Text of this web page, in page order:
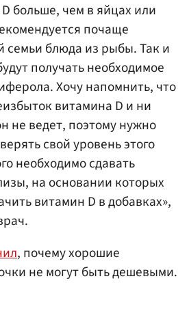
больше, чем в яйцах или
почаще
семьи блюда из рыбы. Так и
получать необходимое
Хочу напомнить, что
витамина D и ни
не ведет, поэтому нужно
свой уровень этого
необходимо сдавать
на основании которых
витамин D в добавках»,
, почему хорошие
не могут быть дешевыми.